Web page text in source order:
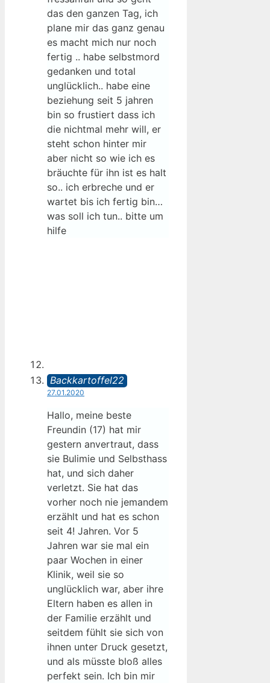
das den ganzen Tag, ich
plane mir das ganz genau
es macht mich nur noch
fertig .. habe selbstmord
gedanken und total
unglücklich.. habe eine
beziehung seit 5 jahren
bin so frustiert dass ich
die nichtmal mehr will, er
steht schon hinter mir
aber nicht so wie ich es
bräuchte für ihn ist es halt
so.. ich erbreche und er
wartet bis ich fertig bin…
was soll ich tun.. bitte um
hilfe
Backkartoffel22
27.01.2020
Hallo, meine beste
Freundin (17) hat mir
gestern anvertraut, dass
sie Bulimie und Selbsthass
hat, und sich daher
verletzt. Sie hat das
vorher noch nie jemandem
erzählt und hat es schon
seit 4! Jahren. Vor 5
Jahren war sie mal ein
paar Wochen in einer
Klinik, weil sie so
unglücklich war, aber ihre
Eltern haben es allen in
der Familie erzählt und
seitdem fühlt sie sich von
ihnen unter Druck gesetzt,
und als müsste bloß alles
perfekt sein. Ich bin mir